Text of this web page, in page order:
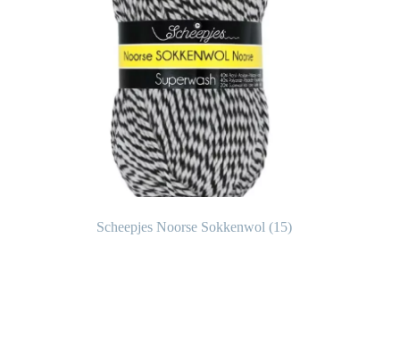
Scheepjes Noorse Sokkenwol (15)